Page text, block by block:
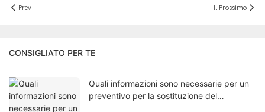
Prev Il Prossimo
CONSIGLIATO PER TE
Quali informazioni sono necessarie per un
preventivo per la sostituzione del